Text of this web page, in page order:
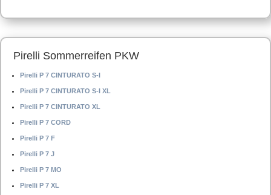
Pirelli Sommerreifen PKW
Pirelli P 7 CINTURATO S-I
Pirelli P 7 CINTURATO S-I XL
Pirelli P 7 CINTURATO XL
Pirelli P 7 CORD
Pirelli P 7 F
Pirelli P 7 J
Pirelli P 7 MO
Pirelli P 7 XL